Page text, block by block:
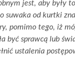
jest, aby były
suwaka od kurtki
pomimo tego, iż
być sprawcą lub
ustalenia